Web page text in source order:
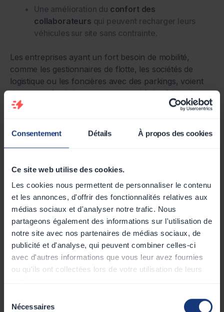
Consentement Détails À propos des cookies
Ce site web utilise des cookies.
Les cookies nous permettent de personnaliser le contenu
et les annonces, d'offrir des fonctionnalités relatives aux
médias sociaux et d'analyser notre trafic. Nous
partageons également des informations sur l'utilisation de
notre site avec nos partenaires de médias sociaux, de
publicité et d'analyse, qui peuvent combiner celles-ci
avec d'autres informations que vous leur avez fournies
ou qu'ils ont collectées lors de votre utilisation de leurs
Nécessaires
Une amélioration du confort des
collaborateurs qui peuvent recharger leurs
véhicules sur site sans contrainte.
Les entreprises ayant un fort besoin de mobilité,
comme les gestionnaires de flotte, les sociétés de
logistique ou les foncières avec des parkings, voient
dans cette évolution une opportunité de réduire leurs
coûts tout en respectant la réglementation.
Une valorisation du patrimoine
renforcée
L’installation de bornes de recharge dans les
parkings d’entreprisene se limite pas à un simple
respect des obligations légales. Elle constitue
égalementun atout stratégiquepour les entreprises
et les propriétaires fonciers.
Pour les entreprises:
La présence de bornes de recharge améliore